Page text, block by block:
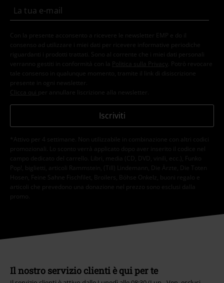
Con la presente acconsento a ricevere le newsletter EMP e do il
consenso ad utilizzare i miei dati per ricevere informative periodiche
riguardanti i prodotti trattati. Sono al corrente che i miei dati personali
verranno gestiti in conformità con la
Politica sulla Privacy
. Potrò revocare
tale consenso in qualunque momento, tramite il link di disiscrizione
presente in ogni newsletter.
Clicca qui per annullare liscrizione alla newsletter.
Iscriviti
*Attivo per 4 settimane. Non utilizzabile in combinazione con altri codici
promozionali. Lo sconto verrà applicato dopo aver inserito il codice nel
campo dedicato del carrello. Libri, media (CD, DVD, vinili, ecc.), Funko
Pop!, biglietti, articoli Rammstein, (Till) Lindemann, Die Ärzte, Die Toten
Hosen, Feine Sahne Fischfilet, Broilers, Böhse Onkelz, buoni regalo e
articoli che prevedono una donazione nel prezzo sono esclusi dalla
promo.
Il nostro servizio clienti è qui per te